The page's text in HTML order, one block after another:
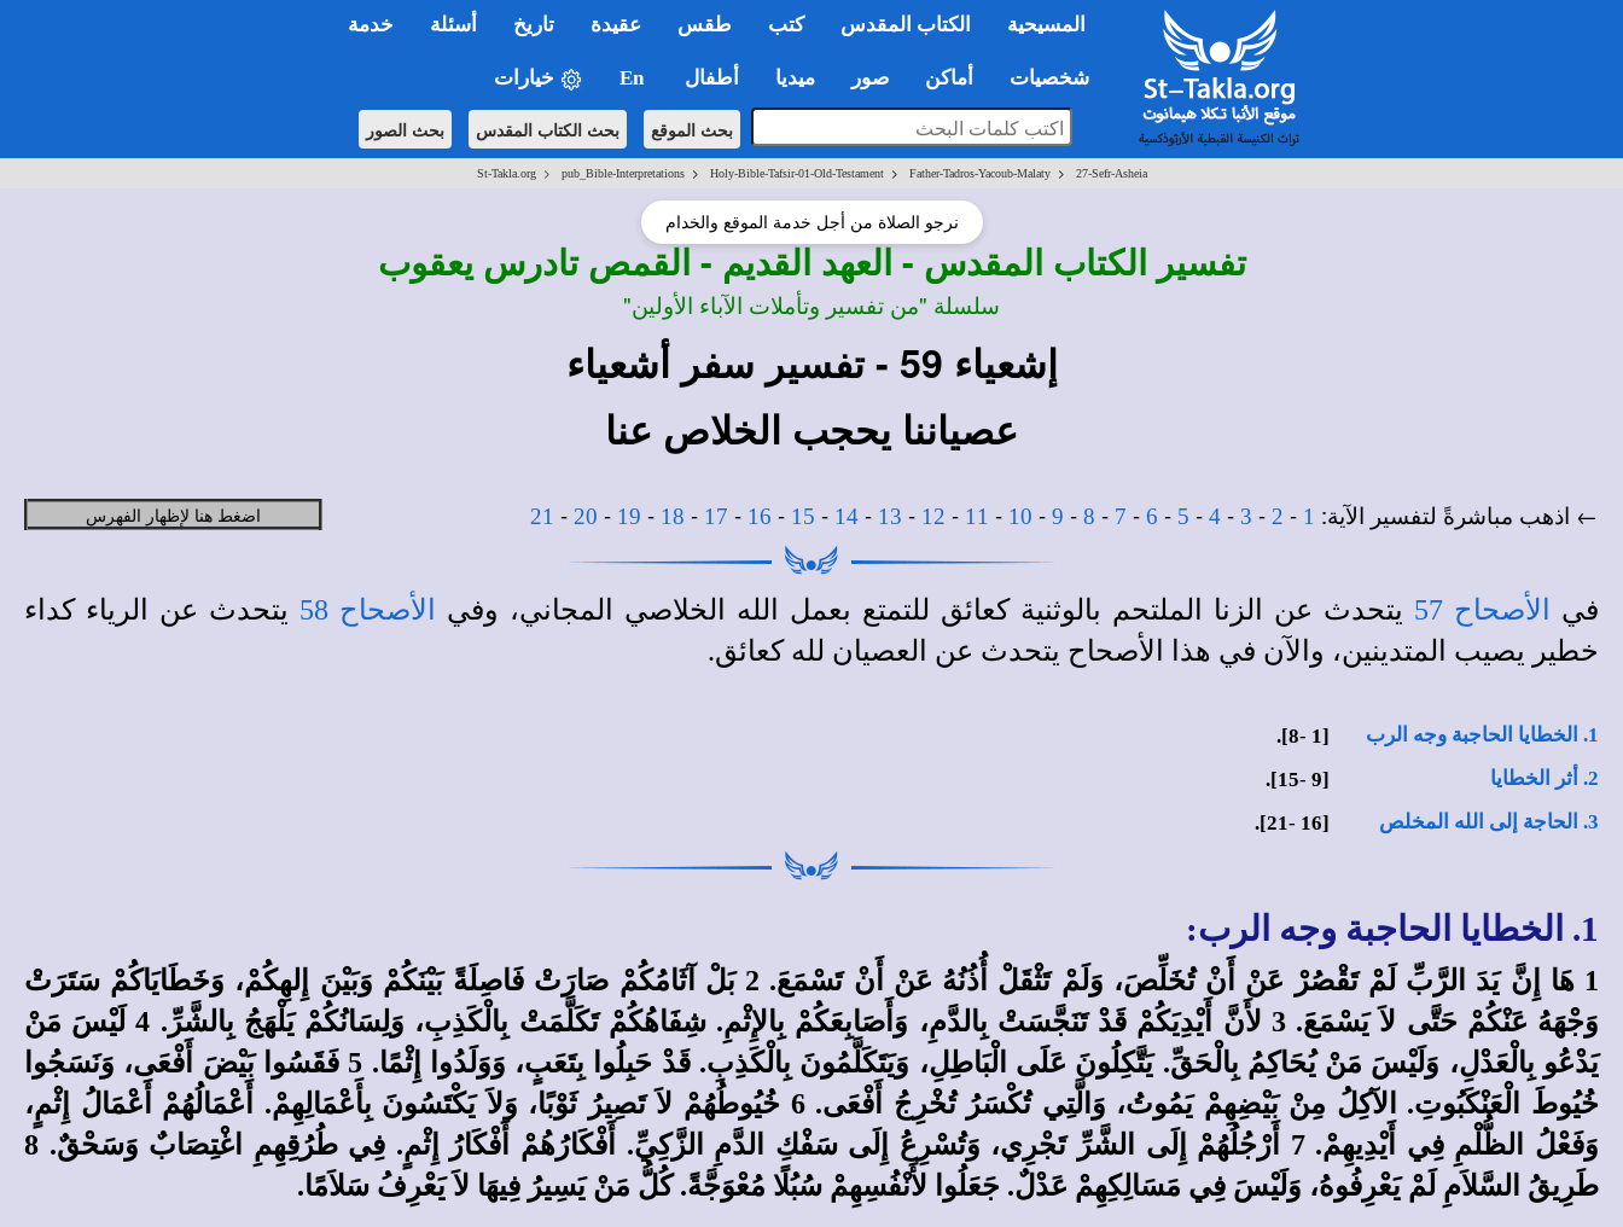
المسيحية الكتاب المقدس كتب طقس عقيدة تاريخ أسئلة خدمة
شخصيات أماكن صور ميديا أطفال En خيارات
بحث الموقع بحث الكتاب المقدس بحث الصور
St-Takla.org> pub_Bible-Interpretations> Holy-Bible-Tafsir-01-Old-Testament> Father-Tadros-Yacoub-Malaty> 27-Sefr-Asheia
نرجو الصلاة من أجل خدمة الموقع والخدام
تفسير الكتاب المقدس - العهد القديم - القمص تادرس يعقوب
سلسلة "من تفسير وتأملات الآباء الأولين"
إشعياء 59 - تفسير سفر أشعياء
عصياننا يحجب الخلاص عنا
اضغط هنا لإظهار الفهرس ← اذهب مباشرةً لتفسير الآية: 1
-
2
-
3
-
4
-
5
-
6
-
7
-
8
-
9
-
10
-
11
-
12
-
13
-
14
-
15
-
16
-
17
-
18
-
19
-
20
-
21
في الأصحاح 57 يتحدث عن الزنا الملتحم بالوثنية كعائق للتمتع بعمل الله الخلاصي المجاني، وفي الأصحاح 58
يتحدث عن الرياء كداء
خطير يصيب المتدينين، والآن في هذا الأصحاح يتحدث عن العصيان لله كعائق.
1. الخطايا الحاجبة وجه الرب [1
-
8].
2. أثر الخطايا
[9
-
15].
3. الحاجة إلى الله المخلص
[16
-
21].
1. الخطايا الحاجبة وجه الرب:
1 هَا إِنَّ يَدَ الرَّبِّ لَمْ تَقْصُرْ عَنْ أَنْ تُخَلِّصَ، وَلَمْ تَثْقَلْ أُذُنُهُ عَنْ أَنْ تَسْمَعَ. 2 بَلْ آثَامُكُمْ صَارَتْ فَاصِلَةً بَيْنَكُمْ وَبَيْنَ إِلهِكُمْ، وَخَطَايَاكُمْ سَتَرَتْ
وَجْهَهُ عَنْكُمْ حَتَّى لاَ يَسْمَعَ. 3 لأَنَّ أَيْدِيَكُمْ قَدْ تَنَجَّسَتْ بِالدَّمِ، وَأَصَابِعَكُمْ بِالإِثْمِ. شِفَاهُكُمْ تَكَلَّمَتْ بِالْكَذِبِ، وَلِسَانُكُمْ يَلْهَجُ بِالشَّرِّ. 4 لَيْسَ مَنْ
يَدْعُو بِالْعَدْلِ، وَلَيْسَ مَنْ يُحَاكِمُ بِالْحَقِّ. يَتَّكِلُونَ عَلَى الْبَاطِلِ، وَيَتَكَلَّمُونَ بِالْكَذِبِ. قَدْ حَبِلُوا بِتَعَبٍ، وَوَلَدُوا إِثْمًا. 5 فَقَسُوا بَيْضَ أَفْعَى، وَنَسَجُوا
خُيُوطَ الْعَنْكَبُوتِ. الآكِلُ مِنْ بَيْضِهِمْ يَمُوتُ، وَالَّتِي تُكْسَرُ تُخْرِجُ أَفْعَى. 6 خُيُوطُهُمْ لاَ تَصِيرُ ثَوْبًا، وَلاَ يَكْتَسُونَ بِأَعْمَالِهِمْ. أَعْمَالُهُمْ أَعْمَالُ إِثْمٍ،
وَفَعْلُ الظُّلْمِ فِي أَيْدِيهِمْ. 7 أَرْجُلُهُمْ إِلَى الشَّرِّ تَجْرِي، وَتُسْرِعُ إِلَى سَفْكِ الدَّمِ الزَّكِيِّ. أَفْكَارُهُمْ أَفْكَارُ إِثْمٍ. فِي طُرُقِهِمِ اغْتِصَابٌ وَسَحْقٌ. 8
طَرِيقُ السَّلاَمِ لَمْ يَعْرِفُوهُ، وَلَيْسَ فِي مَسَالِكِهِمْ عَدْلٌ. جَعَلُوا لأَنْفُسِهِمْ سُبُلًا مُعْوَجَّةً. كُلُّ مَنْ يَسِيرُ فِيهَا لاَ يَعْرِفُ سَلاَمًا.